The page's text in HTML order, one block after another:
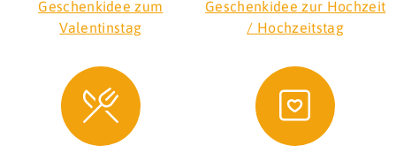
Geschenkidee zum
Valentinstag
Geschenkidee zur Hochzeit
/ Hochzeitstag